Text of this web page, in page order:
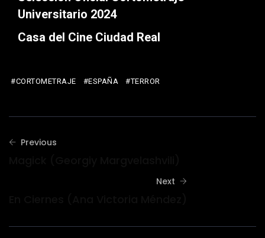
Universitario 2024
Casa del Cine Ciudad Real
CORTOMETRAJE ESPAÑA TERROR
Previous
Next